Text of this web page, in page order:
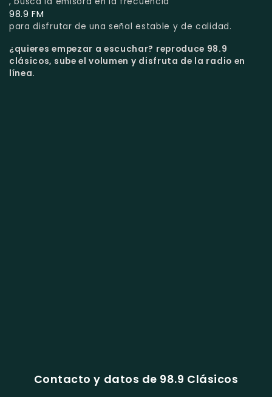
98.9 FM
para disfrutar de una señal estable y de calidad.
¿quieres empezar a escuchar? reproduce 98.9
clásicos, sube el volumen y disfruta de la radio en
línea.
Contacto y datos de 98.9 Clásicos